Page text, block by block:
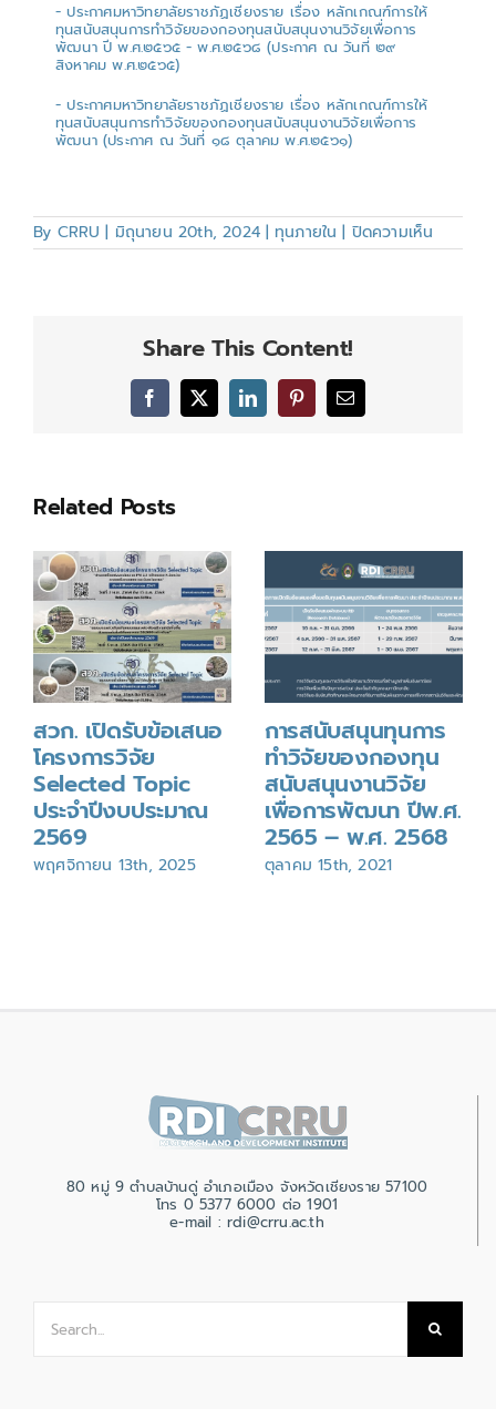
- ประกาศมหาวิทยาลัยราชภัฏเชียงราย เรื่อง หลักเกณฑ์การให้
ทุนสนับสนุนการทำวิจัยของกองทุนสนับสนุนงานวิจัยเพื่อการ
พัฒนา ปี พ.ศ.๒๕๖๕ - พ.ศ.๒๕๖๘ (ประกาศ ณ วันที่ ๒๙
สิงหาคม พ.ศ.๒๕๖๕)
- ประกาศมหาวิทยาลัยราชภัฏเชียงราย เรื่อง หลักเกณฑ์การให้
ทุนสนับสนุนการทำวิจัยของกองทุนสนับสนุนงานวิจัยเพื่อการ
พัฒนา (ประกาศ ณ วันที่ ๑๘ ตุลาคม พ.ศ.๒๕๖๑)
By CRRU | มิถุนายน 20th, 2024 | ทุนภายใน | ปิดความเห็น
กองทุน
Share This Content!
Facebook
X LinkedInPinterestEmail
Related Posts
สวก. เปิดรับข้อเสนอ
โครงการวิจัย
Selected Topic
ประจำปีงบประมาณ
2569
พฤศจิกายน 13th, 2025
การสนับสนุนทุนการ
ทำวิจัยของกองทุน
สนับสนุนงานวิจัย
เพื่อการพัฒนา ปีพ.ศ.
2565 – พ.ศ. 2568
ตุลาคม 15th, 2021
80 หมู่ 9 ตำบลบ้านดู่ อำเภอเมือง จังหวัดเชียงราย 57100
โทร 0 5377 6000 ต่อ 1901
e-mail : rdi@crru.ac.th
for: